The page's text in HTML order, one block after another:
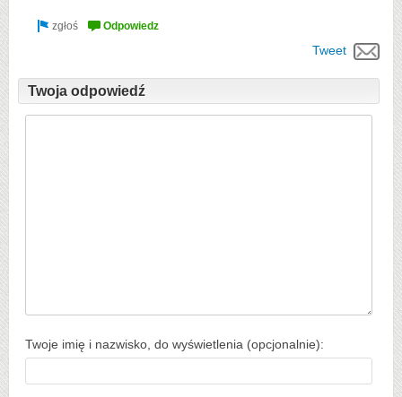
Tweet
Twoja odpowiedź
Twoje imię i nazwisko, do wyświetlenia (opcjonalnie):